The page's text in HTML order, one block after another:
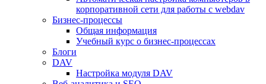
корпоративной сети для работы с webdav
Бизнес-процессы
Общая информация
Учебный курс о бизнес-процессах
Блоги
DAV
Настройка модуля DAV